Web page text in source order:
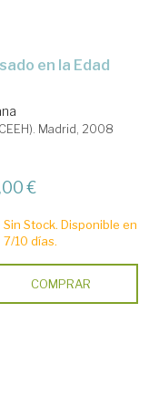
Madrid, 2008
€
Sin Stock. Disponible en
7/10 días.
COMPRAR